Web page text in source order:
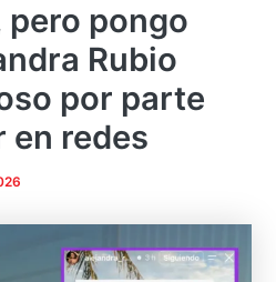
pero pongo
Rubio
por parte
en redes